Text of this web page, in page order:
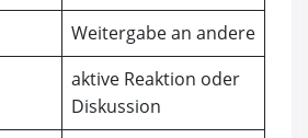
Weitergabe an andere
aktive Reaktion oder
Diskussion